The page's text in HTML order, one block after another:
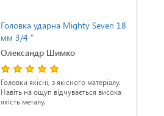
Головка ударна Mighty Seven 18
мм 3/4 "
Олександр Шимко
Головки якісні, з якісного матеріалу.
Навіть на ощуп відчувається висока
якість металу.